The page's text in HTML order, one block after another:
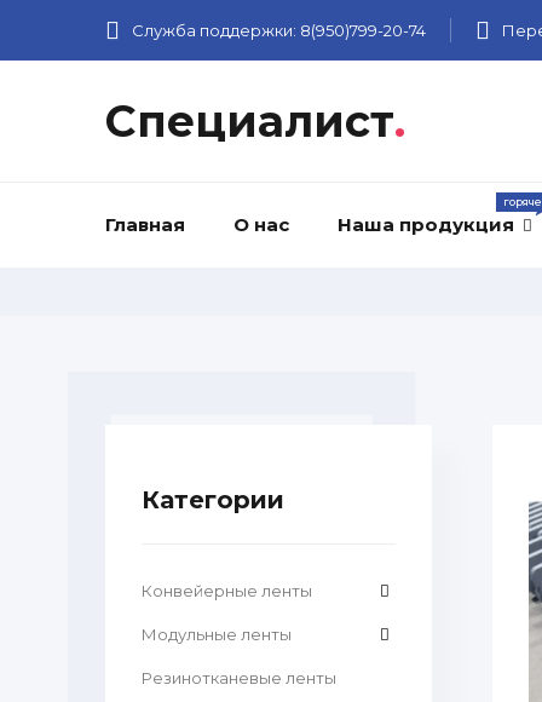
Служба поддержки: 8(950)799-20-74
Специалист.
Главная О нас Наша продукция
Категории
Конвейерные ленты
Модульные ленты
Резинотканевые ленты